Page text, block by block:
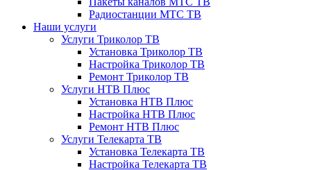
Радиостанции МТС ТВ
Наши услуги
Услуги Триколор ТВ
Установка Триколор ТВ
Настройка Триколор ТВ
Ремонт Триколор ТВ
Услуги НТВ Плюс
Установка НТВ Плюс
Настройка НТВ Плюс
Ремонт НТВ Плюс
Услуги Телекарта ТВ
Установка Телекарта ТВ
Настройка Телекарта ТВ